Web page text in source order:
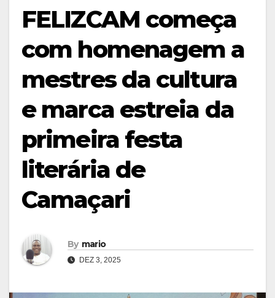
FELIZCAM começa
com homenagem a
mestres da cultura
e marca estreia da
primeira festa
literária de
Camaçari
By mario
DEZ 3, 2025